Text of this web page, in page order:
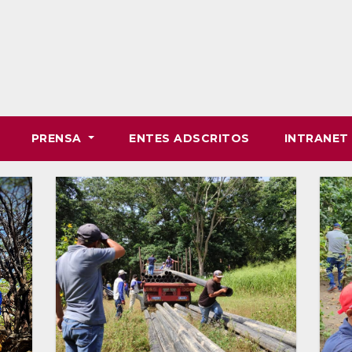
PRENSA ENTES ADSCRITOS INTRANET